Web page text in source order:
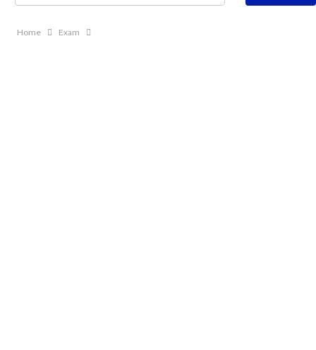
Home Exam